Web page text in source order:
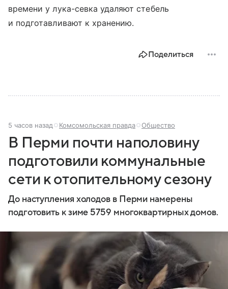
времени у лука-севка удаляют стебель
и подготавливают к хранению.
Поделиться
5 часов назад Комсомольская правда Общество
В Перми почти наполовину
подготовили коммунальные
сети к отопительному сезону
До наступления холодов в Перми намерены
подготовить к зиме 5759 многоквартирных домов.